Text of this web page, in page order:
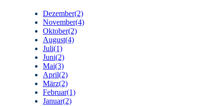
Dezember(2)
November(4)
Oktober(2)
August(4)
Juli(1)
Juni(2)
Mai(3)
April(2)
März(2)
Februar(1)
Januar(2)